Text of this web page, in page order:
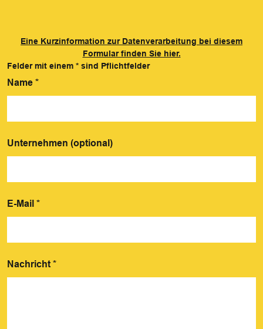
Eine Kurzinformation zur Datenverarbeitung bei diesem
Formular finden Sie hier.
Felder mit einem * sind Pflichtfelder
Name *
Unternehmen (optional)
E-Mail *
Nachricht *